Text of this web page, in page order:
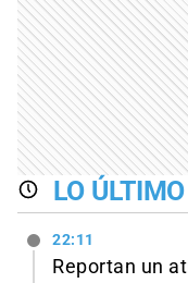
LO ÚLTIMO
22:11
Reportan un